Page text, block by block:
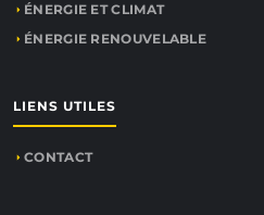
ÉNERGIE ET CLIMAT
ÉNERGIE RENOUVELABLE
LIENS UTILES
CONTACT